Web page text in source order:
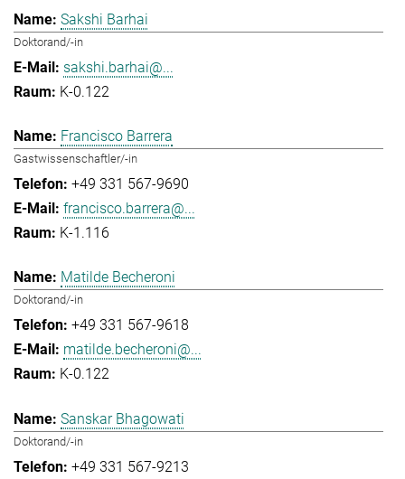
Sakshi Barhai
Doktorand/-in
sakshi.barhai@...
K-0.122
Francisco Barrera
Gastwissenschaftler/-in
+49 331 567-9690
francisco.barrera@...
K-1.116
Matilde Becheroni
Doktorand/-in
+49 331 567-9618
matilde.becheroni@...
K-0.122
Sanskar Bhagowati
Doktorand/-in
+49 331 567-9213